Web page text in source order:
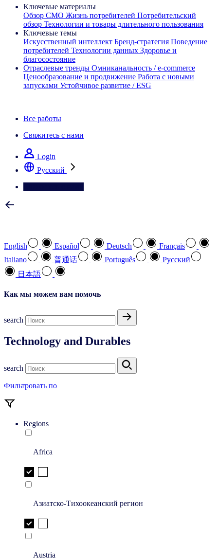
Ключевые материалы
Обзор CMO Жизнь потребителей Потребительский
обзор Технологии и товары длительного пользования
Ключевые темы
Искусственный интеллект Бренд‑стратегия Поведение
потребителей Технологии данных Здоровье и
благосостояние
Отраслевые тренды Омниканальность / e‑commerce
Ценообразование и продвижение Работа с новыми
запусками Устойчивое развитие / ESG
Все работы
Свяжитесь с нами
Login
Pусский
English Español Deutsch
Français
Italiano
普通话 Português
Pусский
日本語
Как мы можем вам помочь
search
Technology and Durables
search
Фильтровать по
Regions
Africa
Азиатско-Тихоокеанский регион
Austria